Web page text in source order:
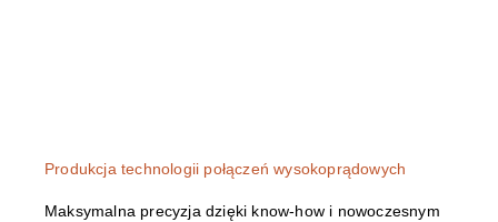
Produkcja technologii połączeń wysokoprądowych
Maksymalna precyzja dzięki know-how i nowoczesnym